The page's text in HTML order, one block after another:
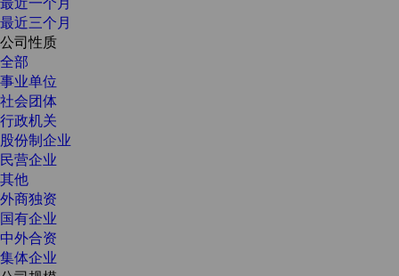
最近三个月
公司性质
全部
事业单位
社会团体
行政机关
股份制企业
民营企业
其他
外商独资
国有企业
中外合资
集体企业